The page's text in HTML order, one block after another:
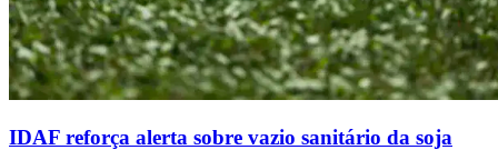
IDAF reforça alerta sobre vazio sanitário da soja